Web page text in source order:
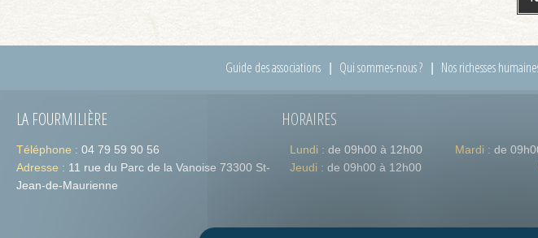
Guide des associations Qui sommes-nous ? Nos richesses
LA FOURMILIÈRE
Téléphone : 04 79 59 90 56
Adresse : 11 rue du Parc de la Vanoise 73300 St-
Jean-de-Maurienne
HORAIRES
Lundi : de 09h00 à 12h00 Mardi : de
Jeudi : de 09h00 à 12h00